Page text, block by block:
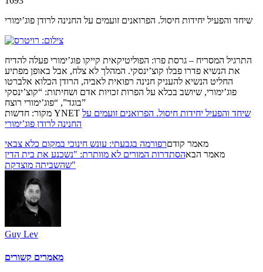
שיחד והפעיל יחידות חיסול. הפרואנים זועמים על החנינה לרודן פוג’ימורי
התרגיל המסריח – גרסת פרו: הפוליטיקאית קייקו פוג’ימורי פעלה להדיח
את הנשיא פדרו פבלו קוצ’ינסקי. המהלך לא צלח, אבל באופן מפתיע
החליט הנשיא להעניק חנינה רפואית לאביה, הרודן הכלוא אלברטו
פוג’ימורי, שיושב בכלא על הפרות זכויות אדם ושחיתות: “קוצ’ינסקי
בוגד”, “פוג’ימורי רוצח”
מקור: חדשות YNET שיחד והפעיל יחידות חיסול. הפרואנים זועמים על
החנינה לרודן פוג’ימורי
מאמר קודםרפורמה בגבעתי: עונש חינוכי במקום כלא צבאי
מאמר הבאהסתדרות המורים לא מוותרת: "נשכנע את בית הדין
שהשביתה מוצדקת"
Guy Lev
מאמרים קשורים